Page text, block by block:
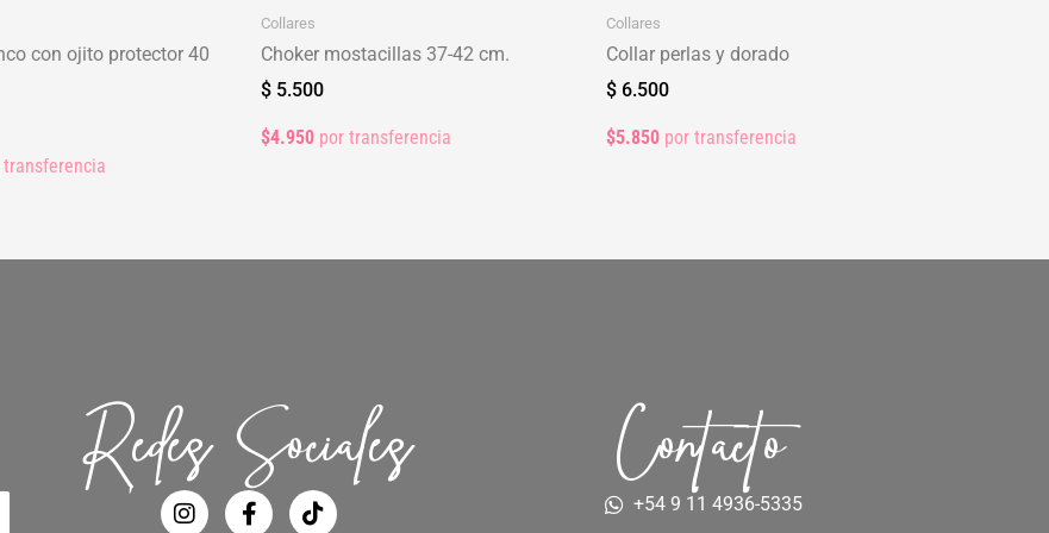
con ojito protector 40
transferencia
Collares
Choker mostacillas 37-42 cm.
$ 5.500
$4.950 por transferencia
Collares
Collar perlas y dorado
$ 6.500
$5.850 por transferencia
Redes Sociales
I
n
F
a
T
i
Contacto
+54 9 11 4936-5335